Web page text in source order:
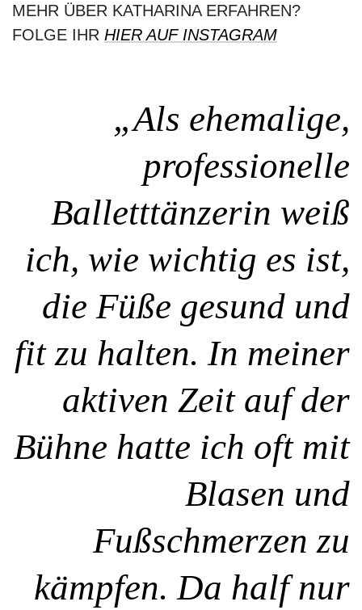
MEHR ÜBER KATHARINA ERFAHREN?
FOLGE IHR HIER AUF INSTAGRAM
„Als ehemalige,
professionelle
Balletttänzerin weiß
ich, wie wichtig es ist,
die Füße gesund und
fit zu halten. In meiner
aktiven Zeit auf der
Bühne hatte ich oft mit
Blasen und
Fußschmerzen zu
kämpfen. Da half nur